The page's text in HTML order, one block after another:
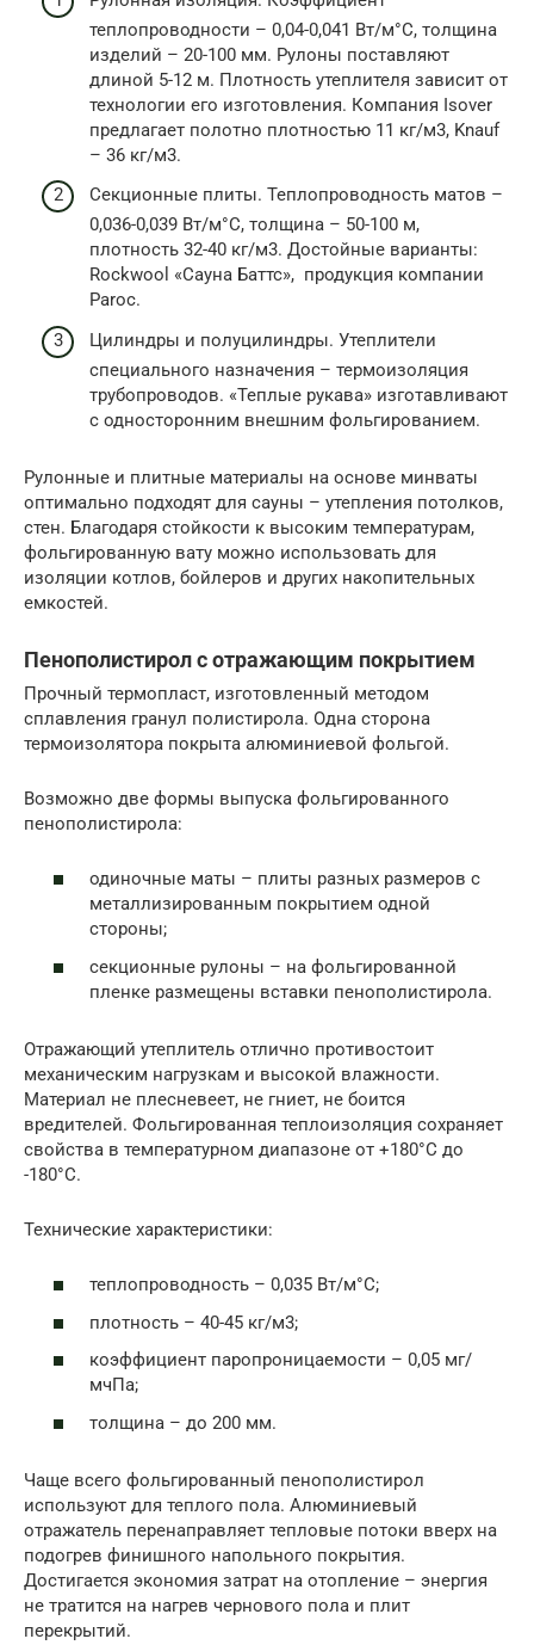
теплопроводности – 0,04-0,041 Вт/м°С, толщина
изделий – 20-100 мм. Рулоны поставляют
длиной 5-12 м. Плотность утеплителя зависит от
технологии его изготовления. Компания Isover
предлагает полотно плотностью 11 кг/м3, Knauf
– 36 кг/м3.
Секционные плиты. Теплопроводность матов –
0,036-0,039 Вт/м°С, толщина – 50-100 м,
плотность 32-40 кг/м3. Достойные варианты:
Rockwool «Сауна Баттс», продукция компании
Paroc.
Цилиндры и полуцилиндры. Утеплители
специального назначения – термоизоляция
трубопроводов. «Теплые рукава» изготавливают
с односторонним внешним фольгированием.
Рулонные и плитные материалы на основе минваты
оптимально подходят для сауны – утепления потолков,
стен. Благодаря стойкости к высоким температурам,
фольгированную вату можно использовать для
изоляции котлов, бойлеров и других накопительных
емкостей.
Пенополистирол с отражающим покрытием
Прочный термопласт, изготовленный методом
сплавления гранул полистирола. Одна сторона
термоизолятора покрыта алюминиевой фольгой.
Возможно две формы выпуска фольгированного
пенополистирола:
одиночные маты – плиты разных размеров с
металлизированным покрытием одной
стороны;
секционные рулоны – на фольгированной
пленке размещены вставки пенополистирола.
Отражающий утеплитель отлично противостоит
механическим нагрузкам и высокой влажности.
Материал не плесневеет, не гниет, не боится
вредителей. Фольгированная теплоизоляция сохраняет
свойства в температурном диапазоне от +180°С до
-180°С.
Технические характеристики:
теплопроводность – 0,035 Вт/м°С;
плотность – 40-45 кг/м3;
коэффициент паропроницаемости – 0,05 мг/
мчПа;
толщина – до 200 мм.
Чаще всего фольгированный пенополистирол
используют для теплого пола. Алюминиевый
отражатель перенаправляет тепловые потоки вверх на
подогрев финишного напольного покрытия.
Достигается экономия затрат на отопление – энергия
не тратится на нагрев чернового пола и плит
перекрытий.